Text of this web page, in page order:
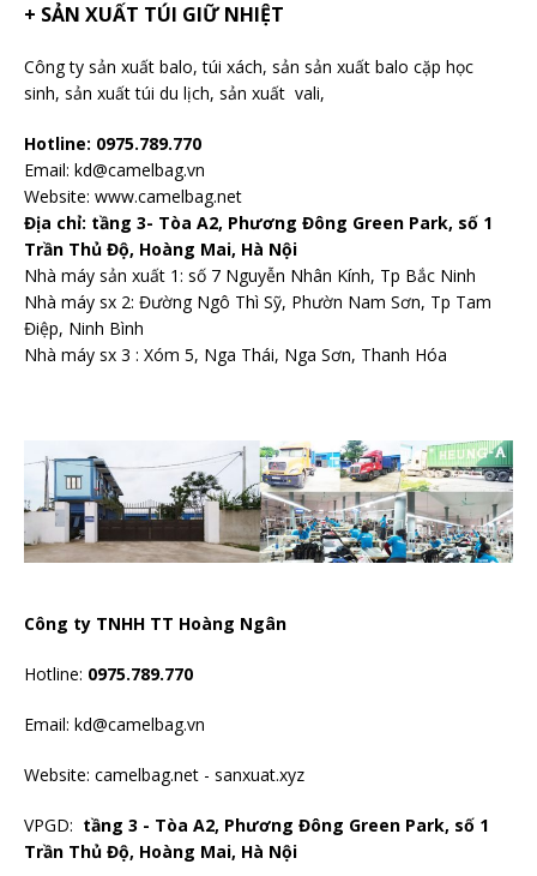
+ SẢN XUẤT TÚI GIỮ NHIỆT
Công ty sản xuất balo, túi xách, sản sản xuất balo cặp học
sinh, sản xuất túi du lịch, sản xuất vali,
Hotline: 0975.789.770
Email: kd@camelbag.vn
Website: www.camelbag.net
Địa chỉ: tầng 3- Tòa A2, Phương Đông Green Park, số 1
Trần Thủ Độ, Hoàng Mai, Hà Nội
Nhà máy sản xuất 1: số 7 Nguyễn Nhân Kính, Tp Bắc Ninh
Nhà máy sx 2: Đường Ngô Thì Sỹ, Phườn Nam Sơn, Tp Tam
Điệp, Ninh Bình
Nhà máy sx 3 : Xóm 5, Nga Thái, Nga Sơn, Thanh Hóa
Công ty TNHH TT Hoàng Ngân
Hotline: 0975.789.770
Email: kd@camelbag.vn
Website: camelbag.net - sanxuat.xyz
VPGD: tầng 3 - Tòa A2, Phương Đông Green Park, số 1
Trần Thủ Độ, Hoàng Mai, Hà Nội